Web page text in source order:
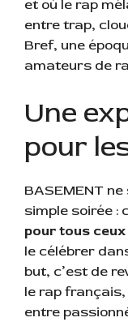
et où le rap
entre trap,
Bref, une
amateurs de
Une
pour
BASEMENT
simple soirée :
pour tous
le célébrer
but, c’est de
le rap
entre